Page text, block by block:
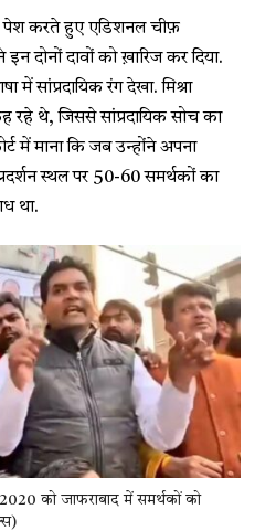
पेश करते हुए एडिशनल चीफ़
दोनों दावों को ख़ारिज कर दिया.
में सांप्रदायिक रंग देखा. मिश्रा
रहे थे, जिससे सांप्रदायिक सोच का
में माना कि जब उन्होंने अपना
स्थल पर 50-60 समर्थकों का
था.
को जाफराबाद में समर्थकों को